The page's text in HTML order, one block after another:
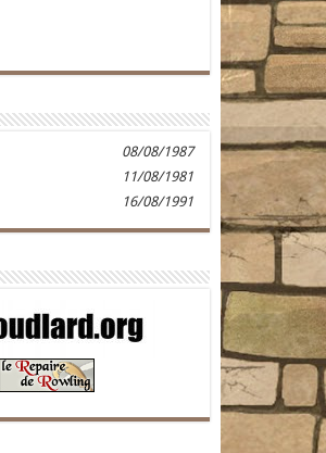
08/08/1987
11/08/1981
16/08/1991